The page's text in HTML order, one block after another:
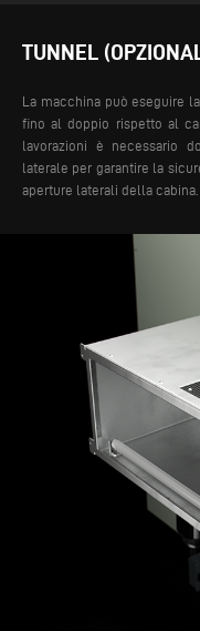
TUNNEL
La macchina può eseguire
fino al doppio rispetto al
lavorazioni è necessario
laterale per garantire la
aperture laterali della cabina.